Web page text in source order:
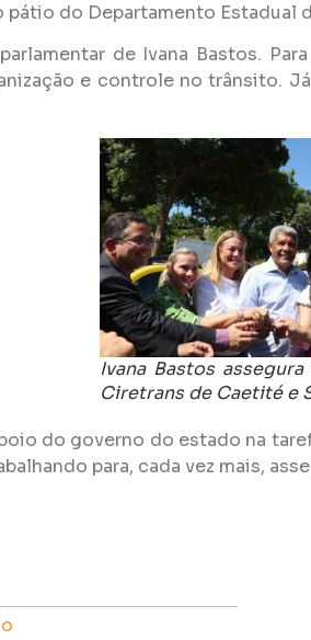
do Departamento Estadual
de Ivana Bastos.
e controle no trânsito.
Ivana Bastos
Ciretrans de Caetité e
do governo do estado na
para, cada vez mais,